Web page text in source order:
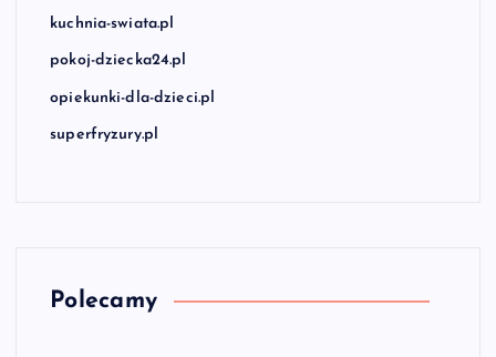
kuchnia-swiata.pl
pokoj-dziecka24.pl
opiekunki-dla-dzieci.pl
superfryzury.pl
Polecamy